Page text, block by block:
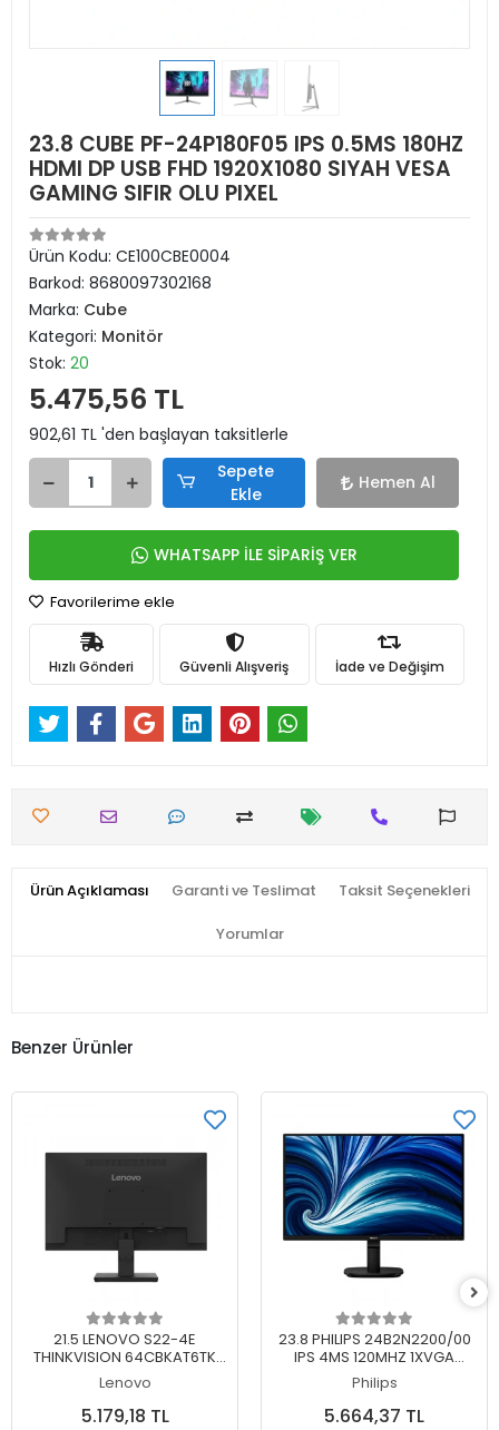
23.8 CUBE PF-24P180F05 IPS 0.5MS 180HZ
HDMI DP USB FHD 1920X1080 SIYAH VESA
GAMING SIFIR OLU PIXEL
Ürün Kodu: CE100CBE0004
Barkod: 8680097302168
Marka: Cube
Kategori: Monitör
Stok: 20
5.475,56 TL
902,61 TL 'den başlayan taksitlerle
Sepete
Ekle
Hemen Al
WHATSAPP İLE SİPARİŞ VER
Favorilerime ekle
Hızlı Gönderi Güvenli Alışveriş İade ve Değişim
Ürün Açıklaması Garanti ve Teslimat Taksit Seçenekleri
Yorumlar
Benzer Ürünler
Sepete Ekle
21.5 LENOVO S22-4E
THINKVISION 64CBKAT6TK
FHD 4MS 100HZ HDMI+VGA
WLED MONITOR (3 YIL
GARANTİ)
Lenovo
5.179,18 TL
Sepete Ekle
23.8 PHILIPS 24B2N2200/00
IPS 4MS 120MHZ 1XVGA
1XHDMI 1XDP FHD 1920X1080
HOPARLÖR VESA SİYAH (5 YIL
GARANTİ)
Philips
5.664,37 TL